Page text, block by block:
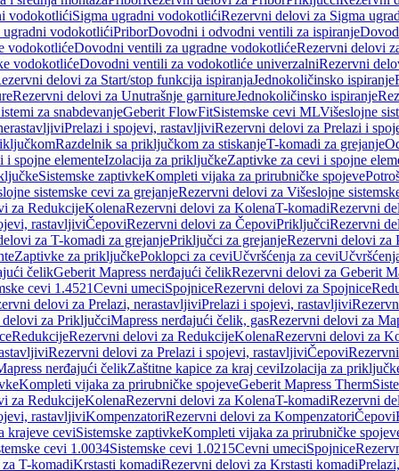
vodokotlićiSigma ugradni vodokotlićiRezervni delovi za Sigma
vodokotlićiPriborDovodni i odvodni ventili za ispiranje
vodokotlićeDovodni ventili za ugradne vodokotlićeRezervni delovi
vodokotlićeDovodni ventili za vodokotliće univerzalniRezervni
delovi za Start/stop funkcija ispiranjaJednokoličinsko ispiranje
Rezervni delovi za Unutrašnje garnitureJednokoličinsko ispiranje
za snabdevanjeGeberit FlowFitSistemske cevi MLVišeslojne
Prelazi i spojevi, rastavljiviRezervni delovi za Prelazi i
Razdelnik sa priključkom za stiskanjeT-komadi za grejanje
i spojne elementeIzolacija za priključkeZaptivke za cevi i spojne
Sistemske zaptivkeKompleti vijaka za prirubničke spojeve
sistemske cevi za grejanjeRezervni delovi za Višeslojne
za RedukcijeKolenaRezervni delovi za KolenaT-komadiRezervni
rastavljiviČepoviRezervni delovi za ČepoviPriključciRezervni
za T-komadi za grejanjePriključci za grejanjeRezervni delovi za
Zaptivke za priključkePoklopci za ceviUčvršćenja za cevi
čelikGeberit Mapress nerđajući čelikRezervni delovi za Geberit
cevi 1.4521Cevni umeciSpojniceRezervni delovi za Spojnice
delovi za Prelazi, nerastavljiviPrelazi i spojevi, rastavljivi
za PriključciMapress nerđajući čelik, gasRezervni delovi za
RedukcijeRezervni delovi za RedukcijeKolenaRezervni delovi za
Rezervni delovi za Prelazi i spojevi, rastavljiviČepovi
nerđajući čelikZaštitne kapice za kraj ceviIzolacija za
Kompleti vijaka za prirubničke spojeveGeberit Mapress Therm
za RedukcijeKolenaRezervni delovi za KolenaT-komadiRezervni
rastavljiviKompenzatoriRezervni delovi za KompenzatoriČepovi
krajeve ceviSistemske zaptivkeKompleti vijaka za prirubničke
cevi 1.0034Sistemske cevi 1.0215Cevni umeciSpojnice
T-komadiKrstasti komadiRezervni delovi za Krstasti komadi